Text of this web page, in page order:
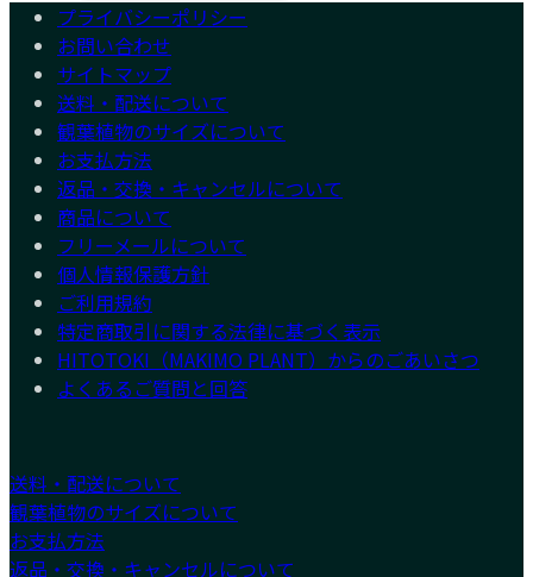
プライバシーポリシー
お問い合わせ
サイトマップ
送料・配送について
観葉植物のサイズについて
お支払方法
返品・交換・キャンセルについて
商品について
フリーメールについて
個人情報保護方針
ご利用規約
特定商取引に関する法律に基づく表示
HITOTOKI（MAKIMO PLANT）からのごあいさつ
よくあるご質問と回答
送料・配送について
観葉植物のサイズについて
お支払方法
返品・交換・キャンセルについて